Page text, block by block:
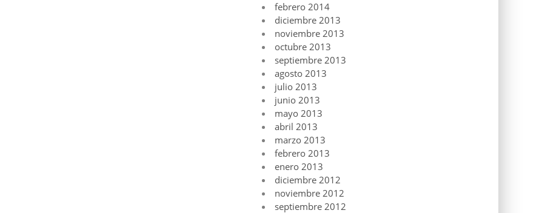
febrero 2014
diciembre 2013
noviembre 2013
octubre 2013
septiembre 2013
agosto 2013
julio 2013
junio 2013
mayo 2013
abril 2013
marzo 2013
febrero 2013
enero 2013
diciembre 2012
noviembre 2012
septiembre 2012